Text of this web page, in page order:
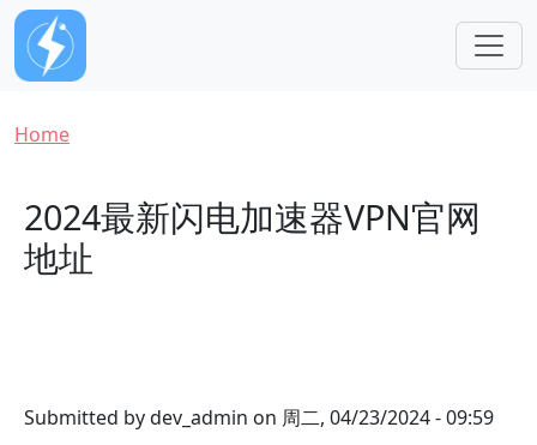
Skip to main content
Breadcrumb
Home
2024最新闪电加速器VPN官网
地址
Submitted bydev_admin on 周二, 04/23/2024 - 09:59